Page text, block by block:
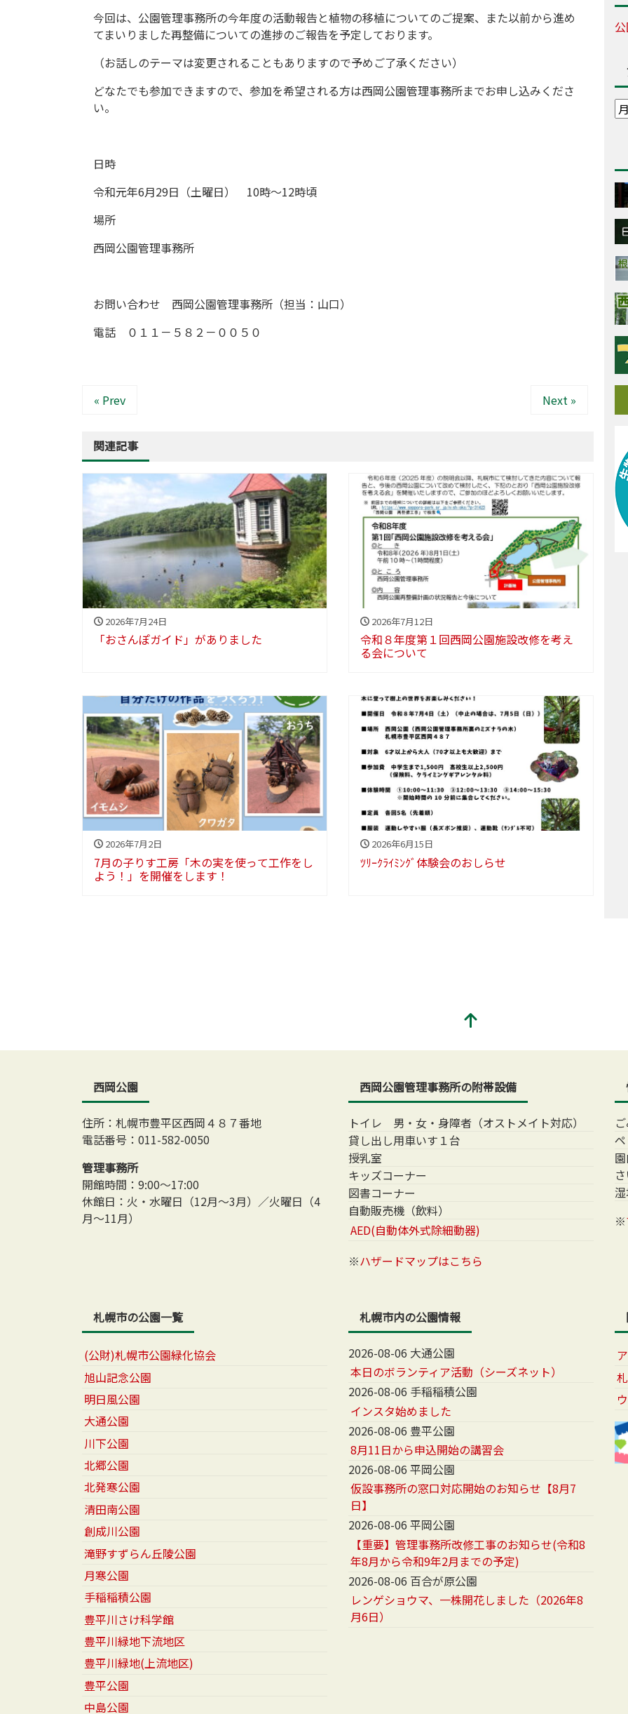
今回は、公園管理事務所の今年度の活動報告と植物の移植についてのご提案、また以前から進め
てまいりました再整備についての進捗のご報告を予定しております。
（お話しのテーマは変更されることもありますので予めご了承ください）
どなたでも参加できますので、参加を希望される方は西岡公園管理事務所までお申し込みくださ
い。
日時
令和元年6月29日（土曜日） 10時～12時頃
場所
西岡公園管理事務所
お問い合わせ 西岡公園管理事務所（担当：山口）
電話 ０１１－５８２－００５０
« Prev Next »
関連記事
2026年7月24日
「おさんぽガイド」がありました
2026年7月12日
令和８年度第１回西岡公園施設改修を考え
る会について
2026年7月2日
7月の子りす工房「木の実を使って工作をし
よう！」を開催をします！
2026年6月15日
ﾂﾘｰｸﾗｲﾐﾝｸﾞ体験会のおしらせ
西岡公園
住所：札幌市豊平区西岡４８７番地
電話番号：011-582-0050
管理事務所
開館時間：9:00～17:00
休館日：火・水曜日（12月～3月）／火曜日（4
月～11月）
西岡公園管理事務所の附帯設備
トイレ 男・女・身障者（オストメイト対応）
貸し出し用車いす１台
授乳室
キッズコーナー
図書コーナー
自動販売機（飲料）
AED(自動体外式除細動器)
※ハザードマップはこちら
※
札幌市の公園一覧
(公財)札幌市公園緑化協会
旭山記念公園
明日風公園
大通公園
川下公園
北郷公園
北発寒公園
清田南公園
創成川公園
滝野すずらん丘陵公園
月寒公園
手稲稲積公園
豊平川さけ科学館
豊平川緑地下流地区
豊平川緑地(上流地区)
豊平公園
中島公園
札幌市内の公園情報
2026-08-06 大通公園
本日のボランティア活動（シーズネット）
2026-08-06 手稲稲積公園
インスタ始めました
2026-08-06 豊平公園
8月11日から申込開始の講習会
2026-08-06 平岡公園
仮設事務所の窓口対応開始のお知らせ【8月7
日】
2026-08-06 平岡公園
【重要】管理事務所改修工事のお知らせ(令和8
年8月から令和9年2月までの予定)
2026-08-06 百合が原公園
レンゲショウマ、一株開花しました（2026年8
月6日）